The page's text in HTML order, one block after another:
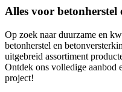
Alles voor betonherstel
Op zoek naar duurzame en
betonherstel en
uitgebreid assortiment
Ontdek ons volledige aanbod
project!